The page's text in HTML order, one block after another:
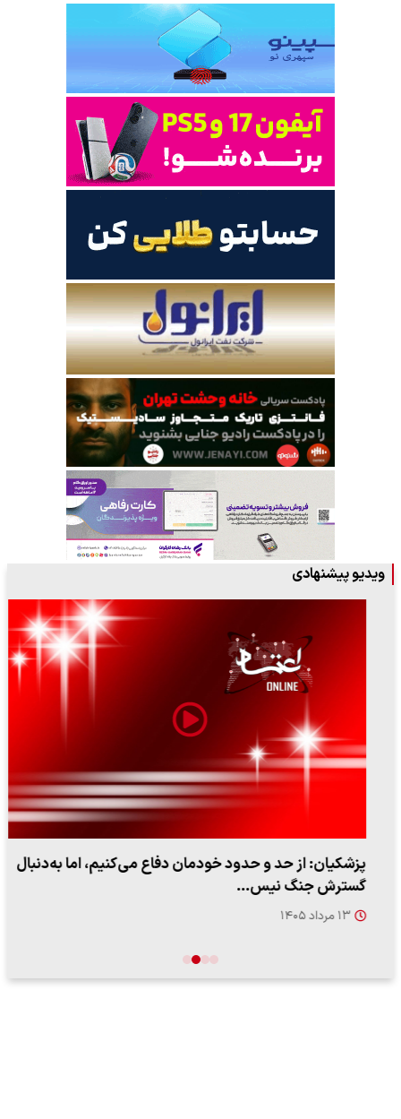
ویدیو پیشنهادی
پزشکیان: از حد و حدود خودمان دفاع می‌کنیم، اما به‌دنبال
گسترش جنگ نیس…
۱۳ مرداد ۱۴۰۵